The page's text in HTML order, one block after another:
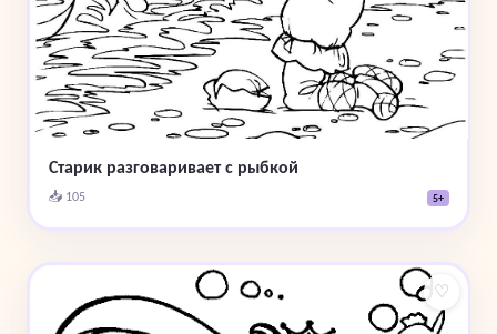
Старик разговаривает с рыбкой
📥 105 5+
♡